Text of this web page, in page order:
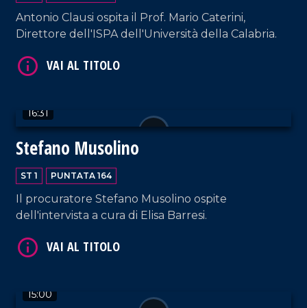
Antonio Clausi ospita il Prof. Mario Caterini,
Direttore dell'ISPA dell'Università della Calabria.
16:31
Stefano Musolino
ST 1 PUNTATA 164
Il procuratore Stefano Musolino ospite
dell'intervista a cura di Elisa Barresi.
15:00
VAI AL TITOLO
VAI AL TITOLO